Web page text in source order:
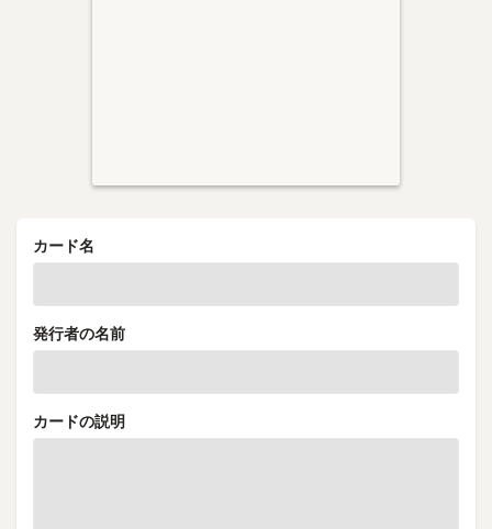
カード名
発行者の名前
カードの説明